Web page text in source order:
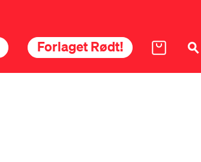
Forlaget Rødt!